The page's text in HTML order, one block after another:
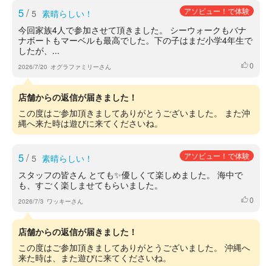
5/ 5 素晴らしい！ アソビュー！で体験
今回家族4人で参加させて頂きました。 シーウォークもバナ
ナボートもマーベルも最高でした。下の子はまだ小学4年生で
したが、...
2026/7/20 オグラファミリーさん いいね
0
店舗からの返信が届きました！
この度はご参加頂きましてありがとうございました。 また沖
縄へ来た時は遊びに来てくださいね。
5/ 5 素晴らしい！ アソビュー！で体験
スタッフの皆さん とても✨優しくて楽しめました。 海中で
も、すごく楽しませてもらいました。
2026/7/3 ワッキーさん いいね
0
店舗からの返信が届きました！
この度はご参加頂きましてありがとうございました。 沖縄へ
来た時は、また遊びに来てくださいね。